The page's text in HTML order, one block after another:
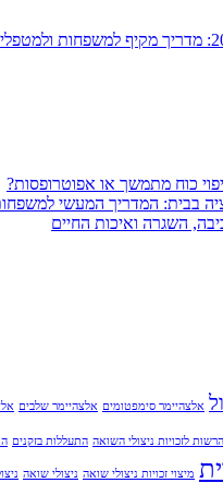
כוח מתמשך או אפוטרופסות?
בבית: המדריך המעשי
השגרה ואיכות החיים
אלצהיימר סימפטומים אלצהיימר שלבים
הרשות לזכויות ניצולי השואה התעללות בזקנים
מיצוי זכויות ניצולי שואה ניצולי שואה